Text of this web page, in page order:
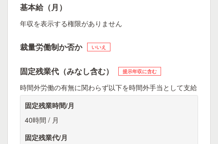
基本給（月）
年収を表示する権限がありません
裁量労働制か否か いいえ
固定残業代（みなし含む） 提示年収に含む
時間外労働の有無に関わらず以下を時間外手当として支給
固定残業時間/月
40時間 / 月
固定残業代/月